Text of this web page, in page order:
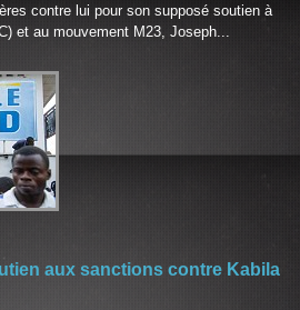
contre lui pour son supposé soutien à
et au mouvement M23, Joseph...
aux sanctions contre Kabila